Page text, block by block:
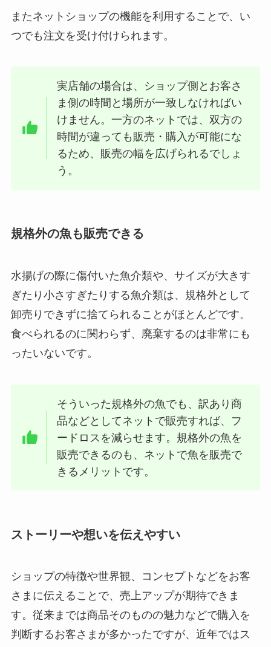
またネットショップの機能を利用することで、い
つでも注文を受け付けられます。
実店舗の場合は、ショップ側とお客さ
ま側の時間と場所が一致しなければい
けません。一方のネットでは、双方の
時間が違っても販売・購入が可能にな
るため、販売の幅を広げられるでしょ
う。
規格外の魚も販売できる
水揚げの際に傷付いた魚介類や、サイズが大きす
ぎたり小さすぎたりする魚介類は、規格外として
卸売りできずに捨てられることがほとんどです。
食べられるのに関わらず、廃棄するのは非常にも
ったいないです。
そういった規格外の魚でも、訳あり商
品などとしてネットで販売すれば、フ
ードロスを減らせます。規格外の魚を
販売できるのも、ネットで魚を販売で
きるメリットです。
ストーリーや想いを伝えやすい
ショップの特徴や世界観、コンセプトなどをお客
さまに伝えることで、売上アップが期待できま
す。従来までは商品そのものの魅力などで購入を
判断するお客さまが多かったですが、近年ではス